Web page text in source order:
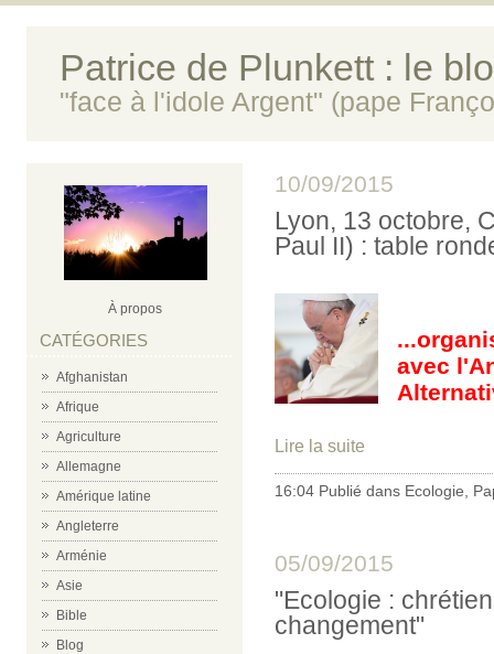
Patrice de Plunkett : le
"face à l'idole Argent" (pape
À propos
CATÉGORIES
Afghanistan
Afrique
Agriculture
Allemagne
Amérique latine
Angleterre
Arménie
Asie
Bible
Blog
10/09/2015
Lyon, 13 octobre,
Paul II) : table
avec
Lire la suite
16:04 Publié dans Ecologie
05/09/2015
"Ecologie :
changement"